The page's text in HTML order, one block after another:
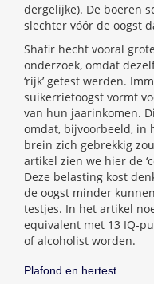
dergelijke). De boeren
slechter vóór de oogst
Shafir hecht vooral
onderzoek, omdat
‘rijk’ getest werden.
suikerrietoogst vormt
van hun jaarinkomen.
omdat, bijvoorbeeld, in
brein zich gebrekkig
artikel zien we hier de
Deze belasting kost
de oogst minder
testjes. In het artikel
equivalent met 13 IQ-
of alcoholist worden.
Plafond en hertest